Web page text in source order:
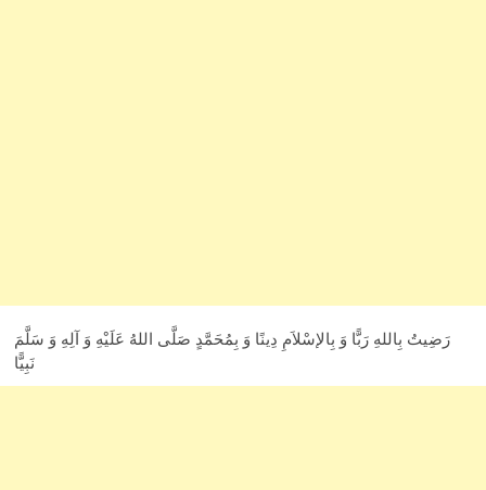
رَضِيتُ بِاللهِ رَبًّا وَ بِالإسْلاَمِ دِينًا وَ بِمُحَمَّدٍ صَلَّى اللهُ عَلَيْهِ وَ آلِهِ وَ سَلَّمَ
نَبِيًّا